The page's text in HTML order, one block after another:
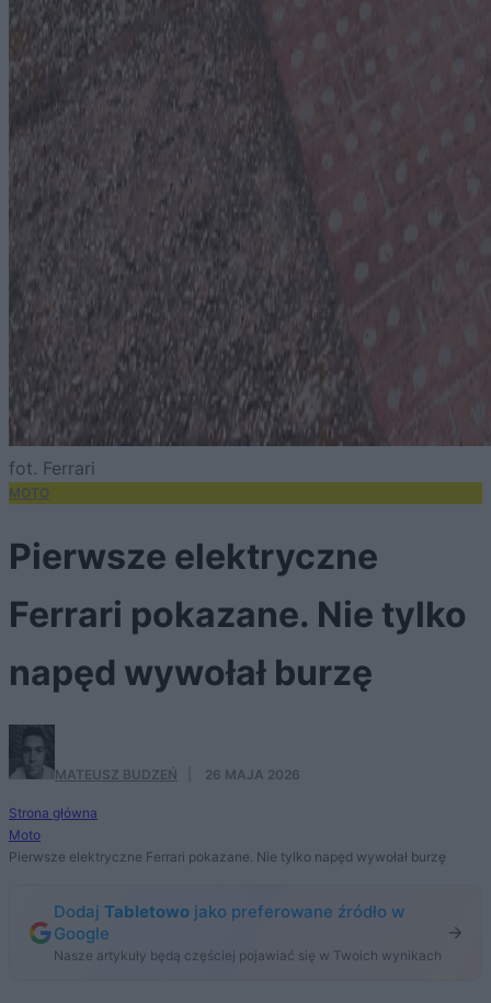
fot. Ferrari
MOTO
Pierwsze elektryczne
Ferrari pokazane. Nie tylko
napęd wywołał burzę
MATEUSZ BUDZEŃ 26 MAJA 2026
Strona główna
Moto
Pierwsze elektryczne Ferrari pokazane. Nie tylko napęd wywołał burzę
Dodaj Tabletowo jako preferowane źródło w
Google
Nasze artykuły będą częściej pojawiać się w Twoich wynikach